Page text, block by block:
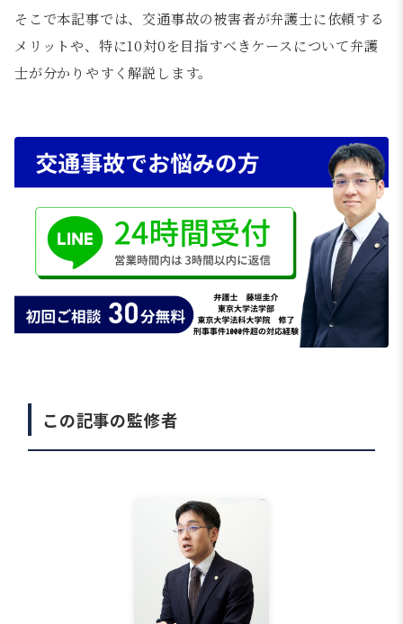
そこで本記事では、交通事故の被害者が弁護士に依頼する
メリットや、特に10対0を目指すべきケースについて弁護
士が分かりやすく解説します。
この記事の監修者